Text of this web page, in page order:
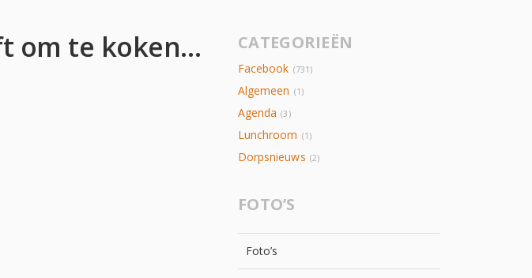
???? ?????? • Voor wie geen zin heeft om te koken bel 0519-241705 • Open van 17:00 -20:00 #diner… CATEGORIEËN
Facebook (731)
Algemeen (1)
Agenda (3)
Lunchroom (1)
Dorpsnieuws (2)
FOTO’S
Foto’s